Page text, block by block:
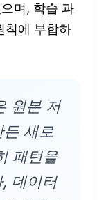
며, 학습 과
칙에 부합하
원본 저
새로
패턴을
데이터